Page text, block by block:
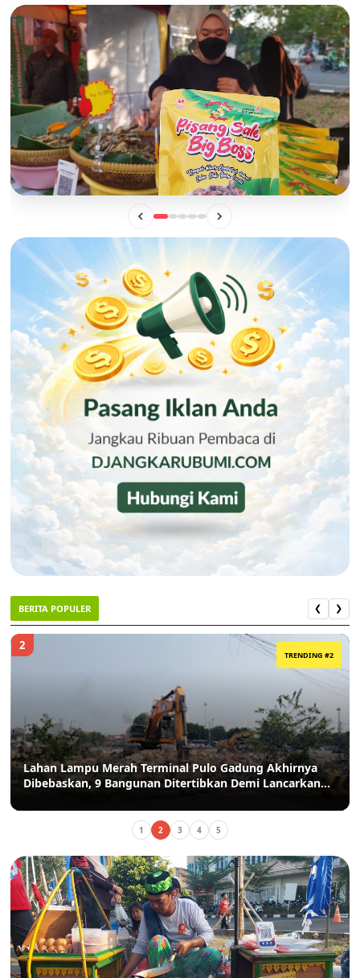
Mengintip Manisnya Peluang Usaha "Pisang Sale Big Boss",
Camilan Lokal yang Siap Naik Kelas
BERITA POPULER ❮ ❯
2
TRENDING #2
Lahan Lampu Merah Terminal Pulo Gadung Akhirnya
Dibebaskan, 9 Bangunan Ditertibkan Demi Lancarkan
1 2 3 4 5